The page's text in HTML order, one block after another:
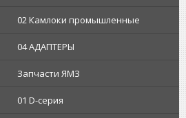
02 Камлоки промышленные
04 АДАПТЕРЫ
Запчасти ЯМЗ
01 D-серия